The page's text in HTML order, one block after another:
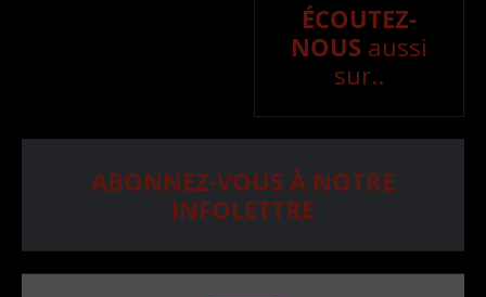
ÉCOUTEZ-
NOUS aussi
sur..
ABONNEZ-VOUS À NOTRE
INFOLETTRE